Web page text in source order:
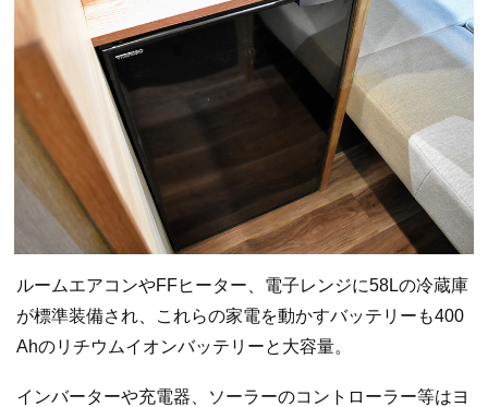
ルームエアコンやFFヒーター、電子レンジに58Lの冷蔵庫
が標準装備され、これらの家電を動かすバッテリーも400
Ahのリチウムイオンバッテリーと大容量。
インバーターや充電器、ソーラーのコントローラー等はヨ